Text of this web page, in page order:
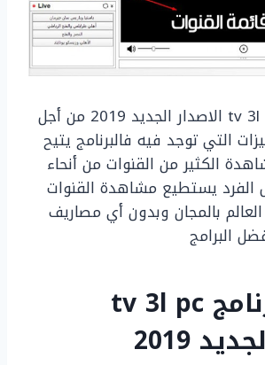
تحميل برنامج tv 3l pc الاصدار الجديد 2019 من أجل
التي توجد فيه فالبرنامج يتيح
الكثير من القنوات من أنحاء
الفرد يستطيع مشاهدة القنوات
بالمجان وبدون أي مصاريف
البرامج
تحميل برنامج tv 3l pc
2019